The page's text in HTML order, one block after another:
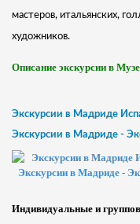
мастеров, итальянских,
художников.
Описание экскурсии в
Экскурсии в Мадриде
Экскурсии в Мадриде -
Индивидуальные и